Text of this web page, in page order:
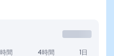
時間 4時間 1日